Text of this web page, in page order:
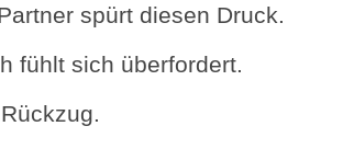
spürt diesen Druck.
fühlt sich überfordert.